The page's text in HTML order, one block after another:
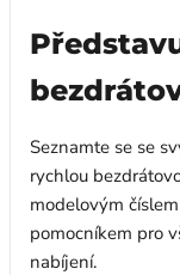
Seznamte se se
rychlou
modelovým
pomocníkem pro
nabíjení.